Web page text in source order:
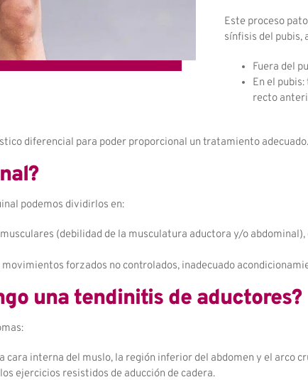
Este proceso
sínfisis del pubis,
Fuera del
En el
recto
diferencial para poder proporcional un tratamiento adecuado.
podemos dividirlos en:
(debilidad de la musculatura aductora y/o
forzados no controlados, inadecuado
una tendinitis de aductores?
cara interna del muslo, la región inferior del abdomen y el arco
ejercicios resistidos de aducción de cadera.